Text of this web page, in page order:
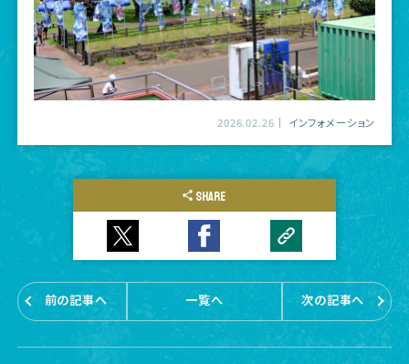
2026.02.26 インフォメーション
SHARE
前の記事へ 一覧へ 次の記事へ